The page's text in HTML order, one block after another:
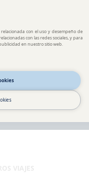
con el uso y desempeño de
con las redes sociales, y para
en nuestro sitio web.